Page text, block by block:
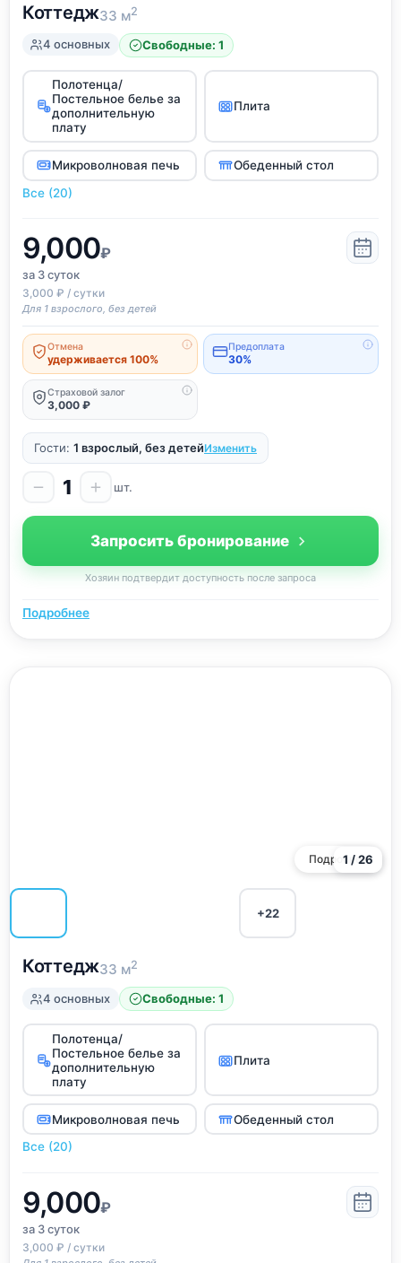
Коттедж33 м2
4 основных Свободные: 1
Полотенца/
Постельное белье за
дополнительную
плату
Плита
Микроволновая печь
Обеденный стол
Все (20)
9,000₽
за 3суток
3,000 ₽ / сутки
Для 1 взрослого, без детей
Отмена
удерживается 100%
Предоплата
30%
Страховой залог
3,000 ₽
Гости: 1 взрослый, без детейИзменить
1 шт.
Запросить бронирование
Хозяин подтвердит доступность после запроса
Подробнее
Подробнее
1 / 26
+22
Коттедж33 м2
4 основных Свободные: 1
Полотенца/
Постельное белье за
дополнительную
плату
Плита
Микроволновая печь
Обеденный стол
Все (20)
9,000₽
за 3суток
3,000 ₽ / сутки